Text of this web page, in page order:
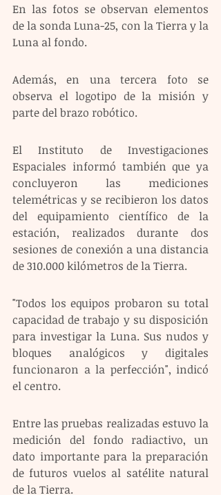
En las fotos se observan elementos
de la sonda Luna-25, con la Tierra y la
Luna al fondo.
Además, en una tercera foto se
observa el logotipo de la misión y
parte del brazo robótico.
El Instituto de Investigaciones
Espaciales informó también que ya
concluyeron las mediciones
telemétricas y se recibieron los datos
del equipamiento científico de la
estación, realizados durante dos
sesiones de conexión a una distancia
de 310.000 kilómetros de la Tierra.
"Todos los equipos probaron su total
capacidad de trabajo y su disposición
para investigar la Luna. Sus nudos y
bloques analógicos y digitales
funcionaron a la perfección", indicó
el centro.
Entre las pruebas realizadas estuvo la
medición del fondo radiactivo, un
dato importante para la preparación
de futuros vuelos al satélite natural
de la Tierra.